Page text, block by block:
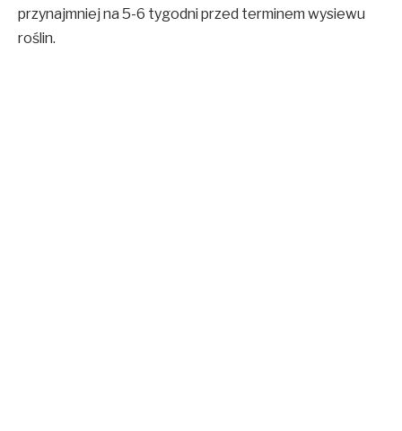
przynajmniej na 5-6 tygodni przed terminem wysiewu
roślin.